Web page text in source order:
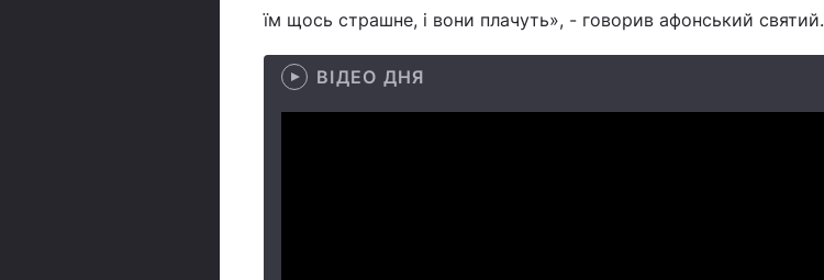
їм щось страшне, і вони плачуть», - говорив афонський святий.
ВІДЕО ДНЯ